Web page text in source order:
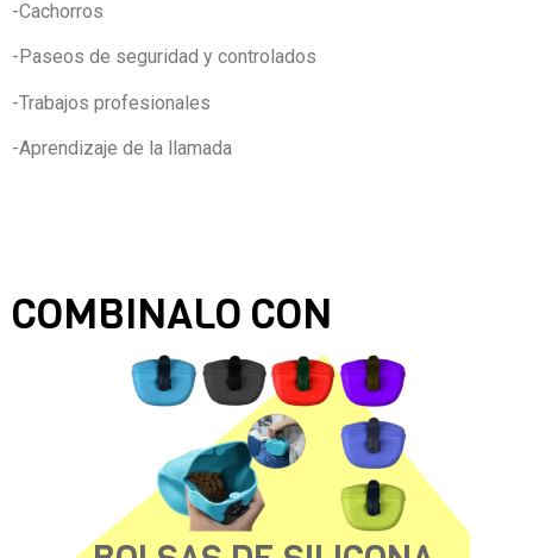
-Cachorros
-Paseos de seguridad y controlados
-Trabajos profesionales
-Aprendizaje de la llamada
COMBINALO CON